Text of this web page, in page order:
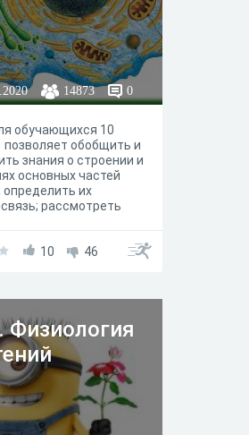
14873 0
обучающихся 10
позволяет обобщить и
знания о строении и
основных частей
определить их
рассмотреть
клеток.
10 46
Физиология